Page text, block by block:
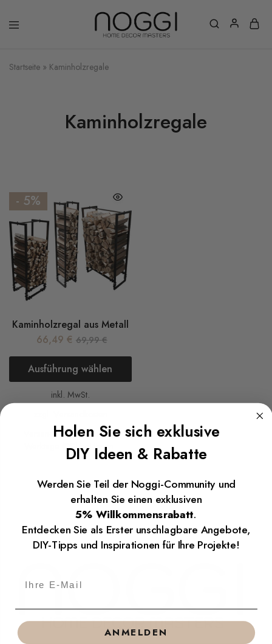
Startseite » Kaminholzregale
Kaminholzregale
- 5%
Kaminholzregal aus Metall
66,49 € 69,99€
Ausführung wählen
inkl. MwSt.
Versandkostenfrei in 1 - 3
Werktage (DE) bei Ihnen.
Holen Sie sich exklusive
DIY Ideen & Rabatte
Werden Sie Teil der Noggi-Community und
erhalten Sie einen exklusiven
5% Willkommensrabatt.
Entdecken Sie als Erster unschlagbare Angebote,
DIY-Tipps und Inspirationen für Ihre Projekte!
ANMELDEN